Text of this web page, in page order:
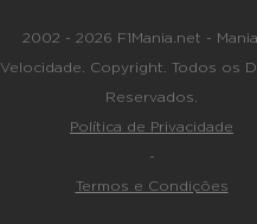
2002 - 2026 F1Mania.net -
Velocidade. Copyright. Todos os
Reservados.
Política de Privacidade
-
Termos e Condições